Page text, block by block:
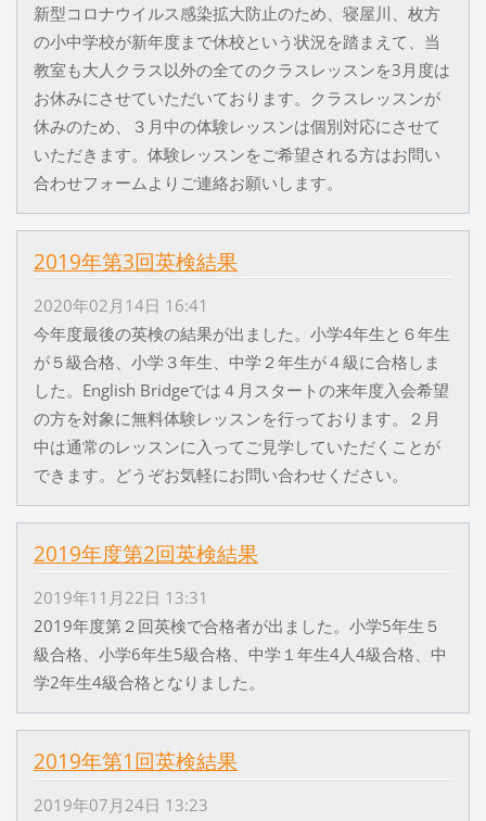
新型コロナウイルス感染拡大防止のため、寝屋川、枚方
の小中学校が新年度まで休校という状況を踏まえて、当
教室も大人クラス以外の全てのクラスレッスンを3月度は
お休みにさせていただいております。クラスレッスンが
休みのため、３月中の体験レッスンは個別対応にさせて
いただきます。体験レッスンをご希望される方はお問い
合わせフォームよりご連絡お願いします。
2019年第3回英検結果
2020年02月14日 16:41
今年度最後の英検の結果が出ました。小学4年生と６年生
が５級合格、小学３年生、中学２年生が４級に合格しま
した。English Bridgeでは４月スタートの来年度入会希望
の方を対象に無料体験レッスンを行っております。２月
中は通常のレッスンに入ってご見学していただくことが
できます。どうぞお気軽にお問い合わせください。
2019年度第2回英検結果
2019年11月22日 13:31
2019年度第２回英検で合格者が出ました。小学5年生５
級合格、小学6年生5級合格、中学１年生4人4級合格、中
学2年生4級合格となりました。
2019年第1回英検結果
2019年07月24日 13:23